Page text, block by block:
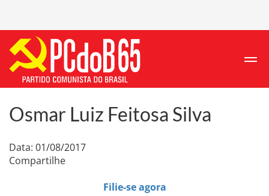
Osmar Luiz Feitosa Silva
Data: 01/08/2017
Compartilhe
Filie-se agora